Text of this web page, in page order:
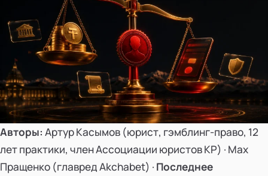
Авторы: Артур Касымов (юрист, гэмблинг-право, 12
лет практики, член Ассоциации юристов КР) · Мах
Пращенко (главред Akchabet) · Последнее